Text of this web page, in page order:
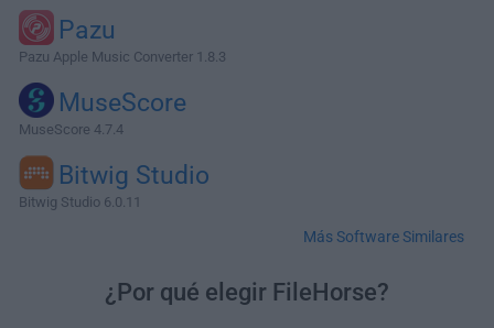
Pazu
Pazu Apple Music Converter 1.8.3
MuseScore
MuseScore 4.7.4
Bitwig Studio
Bitwig Studio 6.0.11
Más Software Similares
¿Por qué elegir FileHorse?